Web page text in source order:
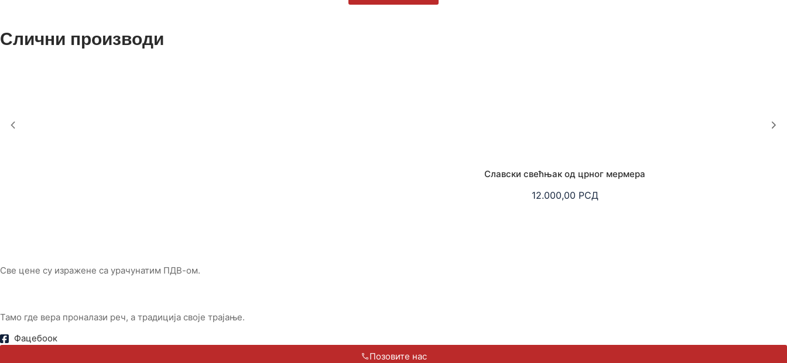
Слични производи
Славски свећњак од црног мермера
12.000,00 РСД
Све цене су изражене са урачунатим ПДВ-ом.
Тамо где вера проналази реч, а традиција своје трајање.
Фацебоок
Позовите нас